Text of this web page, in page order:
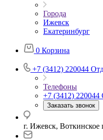
Города
Ижевск
Екатеринбург
0 Корзина
+7 (3412) 220044
Телефоны
+7 (3412) 220044
Заказать звонок
г. Ижевск, Воткинское